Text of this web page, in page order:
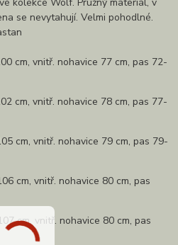
se nevytahují. Velmi pohodlné.
vnitř. nohavice 77 cm, pas 72-
vnitř. nohavice 78 cm, pas 77-
vnitř. nohavice 79 cm, pas 79-
vnitř. nohavice 80 cm, pas
cm, vnitř. nohavice 80 cm, pas